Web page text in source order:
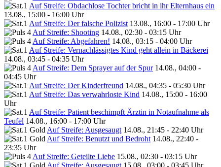
Auf Streife: Obdachlose Tochter bricht in ihr Elternhaus ein
13.08., 15:00 - 16:00 Uhr
Auf Streife: Der falsche Polizist 13.08., 16:00 - 17:00 Uhr
Auf Streife: Shooting 14.08., 02:30 - 03:15 Uhr
Auf Streife: Abgefahren! 14.08., 03:15 - 04:00 Uhr
Auf Streife: Vernachlässigtes Kind geht allein in Bäckerei
14.08., 03:45 - 04:35 Uhr
Auf Streife: Dem Sprayer auf der Spur 14.08., 04:00 -
04:45 Uhr
Auf Streife: Der Kinderfreund 14.08., 04:35 - 05:30 Uhr
Auf Streife: Das verwahrloste Kind 14.08., 15:00 - 16:00
Uhr
Auf Streife: Patient beschimpft Ärztin in Notaufnahme als
Teufel 14.08., 16:00 - 17:00 Uhr
Auf Streife: Ausgesaugt 14.08., 21:45 - 22:40 Uhr
Auf Streife: Benutzt und Bedroht 14.08., 22:40 -
23:35 Uhr
Auf Streife: Geteilte Liebe 15.08., 02:30 - 03:15 Uhr
Auf Streife: Ausgesaugt 15.08., 03:00 - 03:45 Uhr